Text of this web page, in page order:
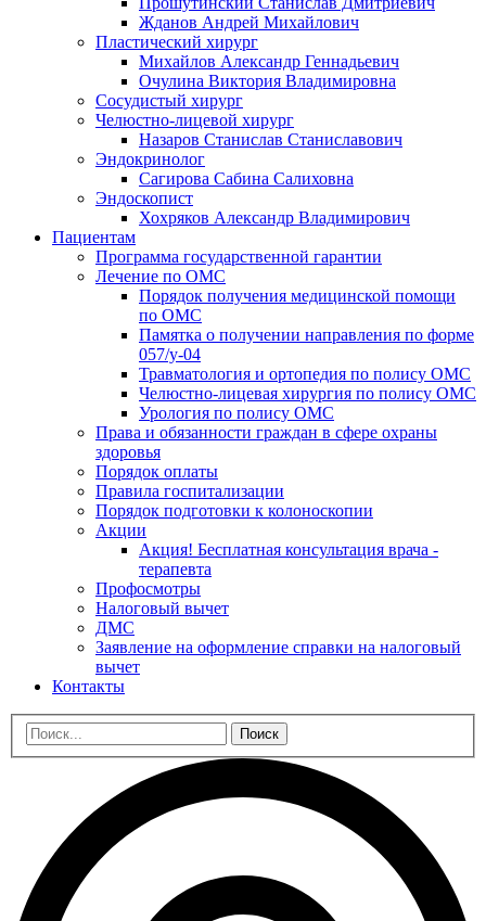
Жданов Андрей Михайлович
Пластический хирург
Михайлов Александр Геннадьевич
Очулина Виктория Владимировна
Сосудистый хирург
Челюстно-лицевой хирург
Назаров Станислав Станиславович
Эндокринолог
Сагирова Сабина Салиховна
Эндоскопист
Хохряков Александр Владимирович
Пациентам
Программа государственной гарантии
Лечение по ОМС
Порядок получения медицинской помощи
по ОМС
Памятка о получении направления по форме
057/у-04
Травматология и ортопедия по полису ОМС
Челюстно-лицевая хирургия по полису ОМС
Урология по полису ОМС
Права и обязанности граждан в сфере охраны
здоровья
Порядок оплаты
Правила госпитализации
Порядок подготовки к колоноскопии
Акции
Акция! Бесплатная консультация врача -
терапевта
Профосмотры
Налоговый вычет
ДМС
Заявление на оформление справки на налоговый
вычет
Контакты